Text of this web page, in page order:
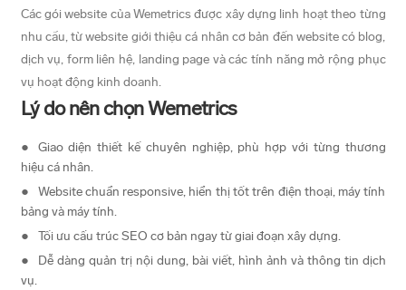
Các gói website của Wemetrics được xây dựng linh hoạt theo từng
nhu cầu, từ website giới thiệu cá nhân cơ bản đến website có blog,
dịch vụ, form liên hệ, landing page và các tính năng mở rộng phục
vụ hoạt động kinh doanh.
Lý do nên chọn Wemetrics
Giao diện thiết kế chuyên nghiệp, phù hợp với từng thương
hiệu cá nhân.
Website chuẩn responsive, hiển thị tốt trên điện thoại, máy tính
bảng và máy tính.
Tối ưu cấu trúc SEO cơ bản ngay từ giai đoạn xây dựng.
Dễ dàng quản trị nội dung, bài viết, hình ảnh và thông tin dịch
vụ.